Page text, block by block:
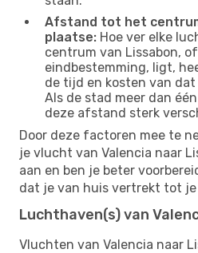
Afstand tot het
plaatse: Hoe ver elke
centrum van Lissabon,
eindbestemming, ligt,
de tijd en kosten van
Als de stad meer dan
deze afstand sterk
Door deze factoren mee te
je vlucht van Valencia naar
aan en ben je beter
dat je van huis vertrekt tot
Luchthaven(s) van
Vluchten van Valencia naar